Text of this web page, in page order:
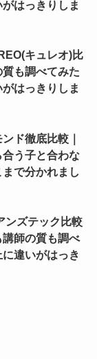
はっきりしま
キュレオ)比
も調べてみた
はっきりしま
ド徹底比較｜
う子と合わな
で分かれまし
ンズテック比較
講師の質も調べ
違いがはっき